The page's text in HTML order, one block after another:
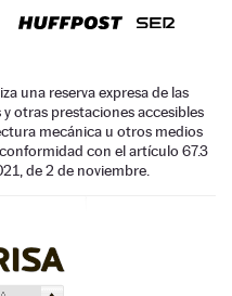
una reserva expresa de las
otras prestaciones accesibles
mecánica u otros medios
con el artículo 67.3
de 2 de noviembre.